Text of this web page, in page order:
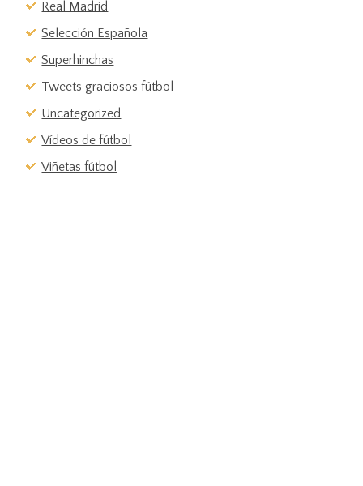
Real Madrid
Selección Española
Superhinchas
Tweets graciosos fútbol
Uncategorized
Vídeos de fútbol
Viñetas fútbol